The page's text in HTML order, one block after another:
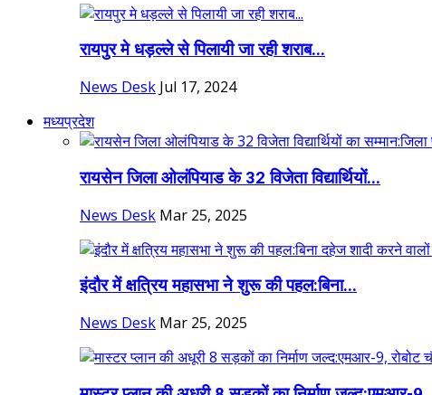
रायपुर मे धड़ल्ले से पिलायी जा रही शराब...
News Desk Jul 17, 2024
मध्यप्रदेश
रायसेन जिला ओलंपियाड के 32 विजेता विद्यार्थियों...
News Desk Mar 25, 2025
इंदौर में क्षत्रिय महासभा ने शुरू की पहल:बिना...
News Desk Mar 25, 2025